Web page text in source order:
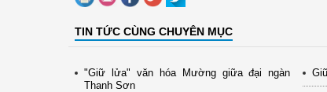
TIN TỨC CÙNG CHUYÊN MỤC
"Giữ lửa" văn hóa Mường giữa đại ngàn
Thanh Sơn